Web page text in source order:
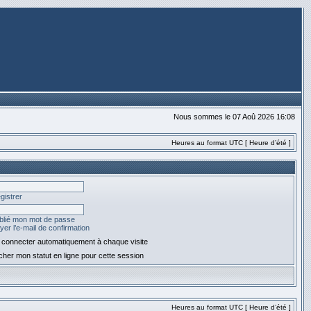
Nous sommes le 07 Aoû 2026 16:08
Heures au format UTC [ Heure d’été ]
mon mot de passe
l’e-mail de confirmation
connecter automatiquement à chaque visite
mon statut en ligne pour cette session
Heures au format UTC [ Heure d’été ]